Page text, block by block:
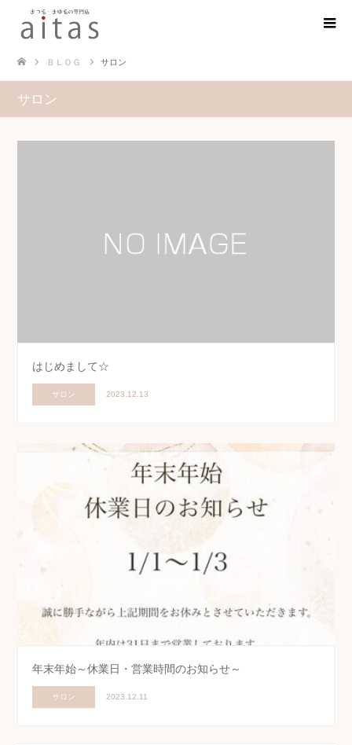
ＢＬＯＧ サロン
サロン
はじめまして☆
サロン 2023.12.13
年末年始～休業日・営業時間のお知らせ～
サロン 2023.12.11